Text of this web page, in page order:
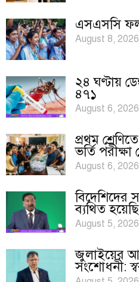
এসএসসি
August 8, 2026
২৪ ঘণ্টায়
৪৭১
August 6, 2026
প্রথম
ভর্তি
August 6, 2026
বিদেশিদের
ব্যথিত হয়েছি:
August 5, 2026
জুলাইয়ের
সংশোধনী: